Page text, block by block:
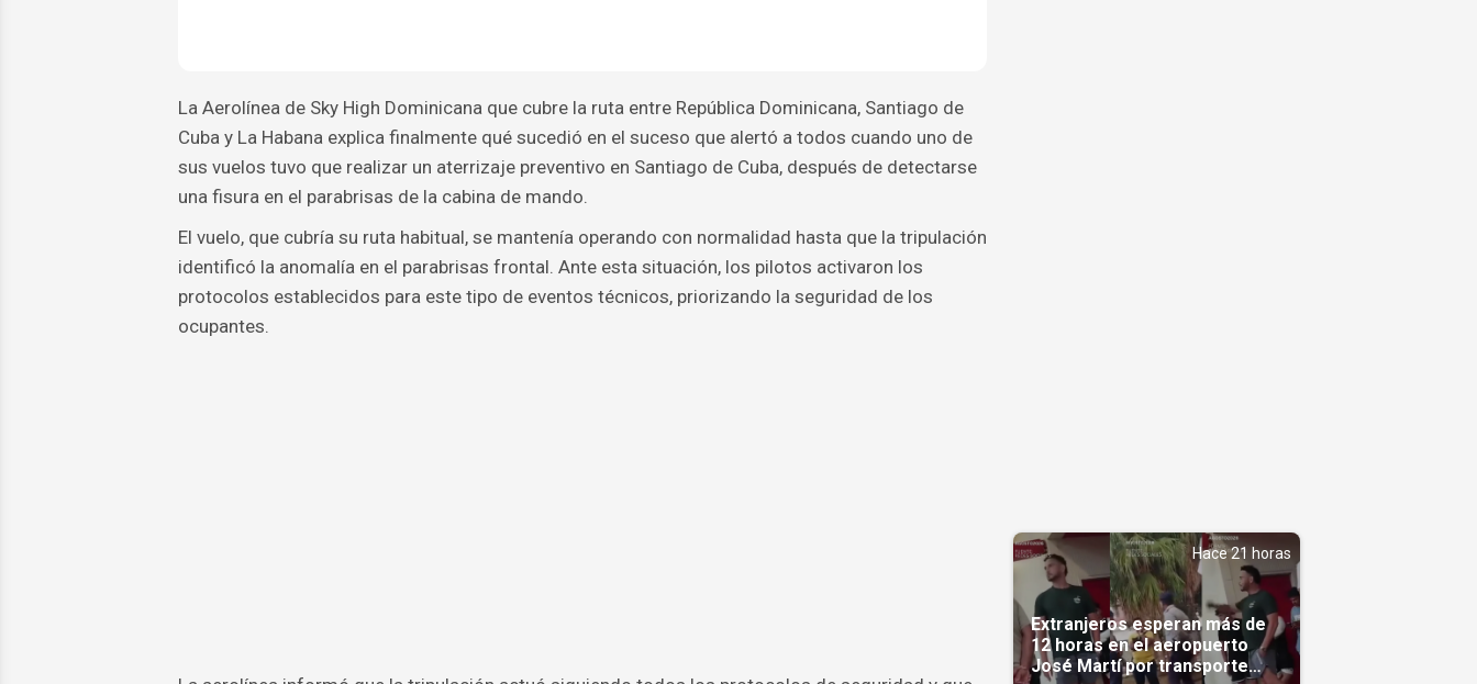
La Aerolínea de Sky High Dominicana que cubre la ruta entre República Dominicana, Santiago de
Cuba y La Habana explica finalmente qué sucedió en el suceso que alertó a todos cuando uno de
sus vuelos tuvo que realizar un aterrizaje preventivo en Santiago de Cuba, después de detectarse
una fisura en el parabrisas de la cabina de mando.
El vuelo, que cubría su ruta habitual, se mantenía operando con normalidad hasta que la tripulación
identificó la anomalía en el parabrisas frontal. Ante esta situación, los pilotos activaron los
protocolos establecidos para este tipo de eventos técnicos, priorizando la seguridad de los
ocupantes.
Hace 21 horas
Extranjeros esperan más de
12 horas en el aeropuerto
José Martí por transporte